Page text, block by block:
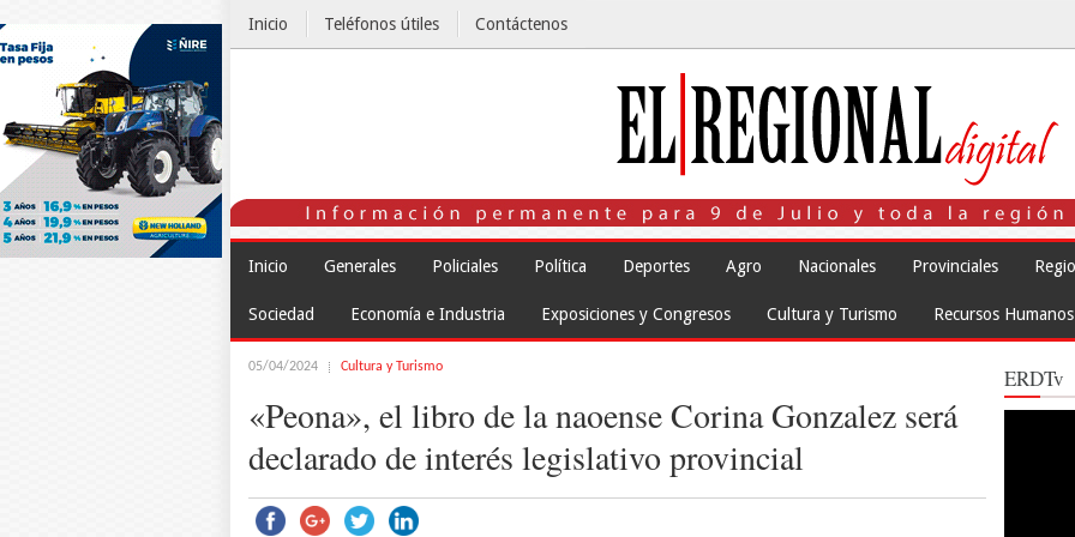
Inicio Teléfonos útiles Contáctenos
Inicio Generales Policiales Política Deportes Agro Nacionales Provinciales
Sociedad Economía e Industria Exposiciones y Congresos Cultura y Turismo Recursos Humanos
05/04/2024 Cultura y Turismo
«Peona», el libro de la naoense Corina Gonzalez será
declarado de interés legislativo provincial
ERDTv